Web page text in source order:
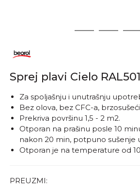
2 3 4
Sprej plavi Cielo
​​​​​​Za spoljašnju i unutrašnju
Bez olova, bez CFC-a,
Prekriva površinu 1,5 - 2 m2.
Otporan na prašinu posle 10
nakon 20 min, potpuno sušenje
Otporan je na temperature od
PREUZMI: